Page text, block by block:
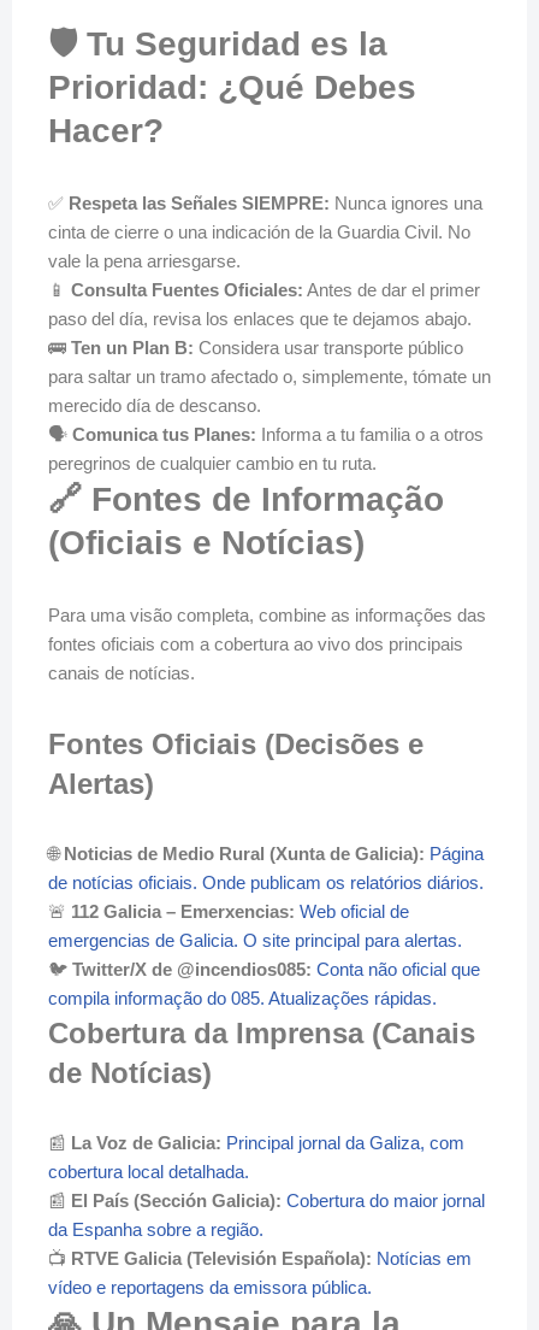
🛡️ Tu Seguridad es la
Prioridad: ¿Qué Debes
Hacer?
✅ Respeta las Señales SIEMPRE: Nunca ignores una
cinta de cierre o una indicación de la Guardia Civil. No
vale la pena arriesgarse.
📱 Consulta Fuentes Oficiales: Antes de dar el primer
paso del día, revisa los enlaces que te dejamos abajo.
🚌 Ten un Plan B: Considera usar transporte público
para saltar un tramo afectado o, simplemente, tómate un
merecido día de descanso.
🗣️ Comunica tus Planes: Informa a tu familia o a otros
peregrinos de cualquier cambio en tu ruta.
🔗 Fontes de Informação
(Oficiais e Notícias)
Para uma visão completa, combine as informações das
fontes oficiais com a cobertura ao vivo dos principais
canais de notícias.
Fontes Oficiais (Decisões e
Alertas)
🌐Noticias de Medio Rural (Xunta de Galicia): Página
de notícias oficiais. Onde publicam os relatórios diários.
🚨 112 Galicia – Emerxencias: Web oficial de
emergencias de Galicia. O site principal para alertas.
🐦 Twitter/X de @incendios085: Conta não oficial que
compila informação do 085. Atualizações rápidas.
Cobertura da Imprensa (Canais
de Notícias)
📰 La Voz de Galicia: Principal jornal da Galiza, com
cobertura local detalhada.
📰 El País (Sección Galicia): Cobertura do maior jornal
da Espanha sobre a região.
📺 RTVE Galicia (Televisión Española): Notícias em
vídeo e reportagens da emissora pública.